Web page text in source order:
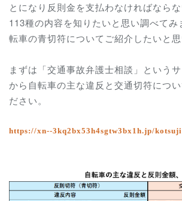
とになり反則金を支払わなければなら
113種の内容を知りたいと思い調べてみ
転車の青切符についてご紹介したいと思
まずは「交通事故弁護士相談」という
から自転車の主な違反と交通切符につ
ださい。
https://xn--3kq2bx53h4sgtw3bx1h.jp/